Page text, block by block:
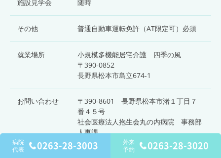
施設見学会 随時
その他 普通自動車運転免許（AT限定可）必須
就業場所
小規模多機能居宅介護 四季の風
〒390-0852
長野県松本市島立674-1
お問い合わせ
〒390-8601 長野県松本市渚１丁目７
番４５号
社会医療法人抱生会丸の内病院 事務部
人事課
TEL：0263-28-3001（月～金 9：00～
17：00 ※祝祭日を除く）
病院
代表
0263-28-3003
外来
予約
0263-28-3020